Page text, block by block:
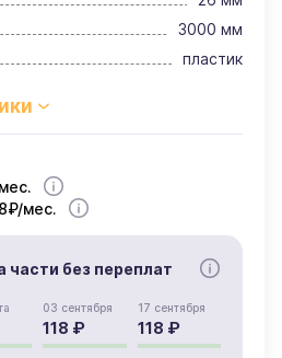
3000 мм
пластик
мес.
части без переплат
03 сентября
118 ₽
17 сентября
118 ₽